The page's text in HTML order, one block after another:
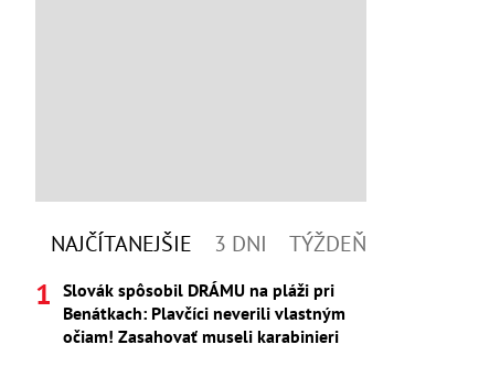
NAJČÍTANEJŠIE 3 DNI TÝŽDEŇ
Slovák spôsobil DRÁMU na pláži pri
Benátkach: Plavčíci neverili vlastným
očiam! Zasahovať museli karabinieri